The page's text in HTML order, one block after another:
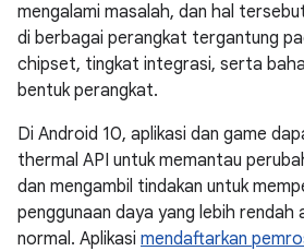
mengalami masalah, dan hal
di berbagai perangkat tergantung
chipset, tingkat integrasi, serta
bentuk perangkat.
Di Android 10, aplikasi dan game
thermal API untuk memantau
dan mengambil tindakan untuk
penggunaan daya yang lebih rendah
normal. Aplikasi mendaftarkan